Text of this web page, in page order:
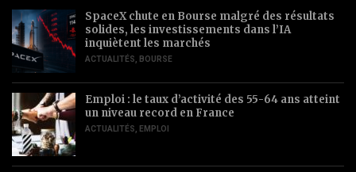
SpaceX chute en Bourse malgré des résultats
solides, les investissements dans l’IA
inquiètent les marchés
ACTUALITÉS BOURSE
Emploi : le taux d’activité des 55-64 ans atteint
un niveau record en France
ACTUALITÉS EMPLOI